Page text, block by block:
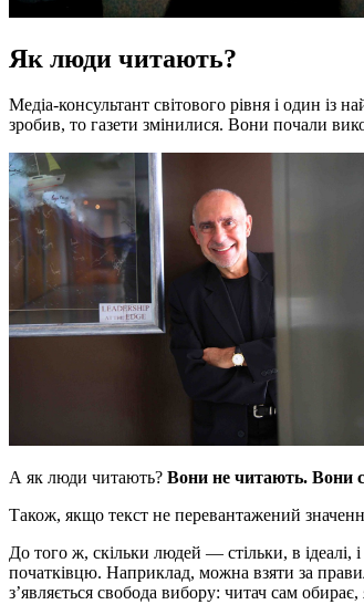
Як люди читають?
Медіа-консультант світового рівня і один із
зробив, то газети змінилися. Вони почали
А як люди читають? Вони не читають. Вони
Також, якщо текст не перевантажений
До того ж, скільки людей ― стільки, в ідеалі,
початківцю. Наприклад, можна взяти за
з’являється свобода вибору: читач сам